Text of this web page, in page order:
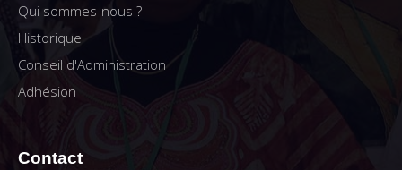
Qui sommes-nous ?
Historique
Conseil d'Administration
Adhésion
Contact